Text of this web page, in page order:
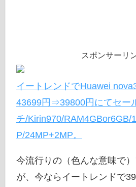
スポンサーリ
イートレンドでHuawei
43699円⇒39800円にてセー
チ/Kirin970/RAM4GBor6GB/
P/24MP+2MP。
今流行りの（色んな意味で
が、今ならイートレンドで